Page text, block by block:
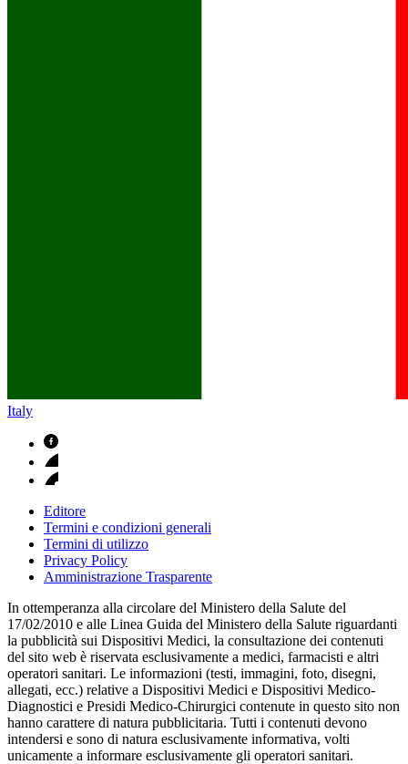
Italy
Editore
Termini e condizioni generali
Termini di utilizzo
Privacy Policy
Amministrazione Trasparente
In ottemperanza alla circolare del Ministero della Salute del
17/02/2010 e alle Linea Guida del Ministero della Salute riguardanti
la pubblicità sui Dispositivi Medici, la consultazione dei contenuti
del sito web è riservata esclusivamente a medici, farmacisti e altri
operatori sanitari. Le informazioni (testi, immagini, foto, disegni,
allegati, ecc.) relative a Dispositivi Medici e Dispositivi Medico-
Diagnostici e Presidi Medico-Chirurgici contenute in questo sito non
hanno carattere di natura pubblicitaria. Tutti i contenuti devono
intendersi e sono di natura esclusivamente informativa, volti
unicamente a informare esclusivamente gli operatori sanitari.